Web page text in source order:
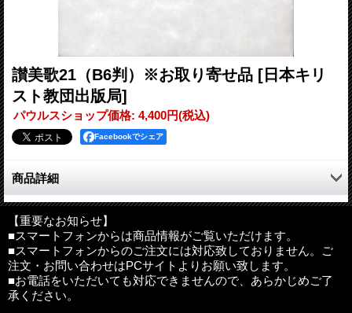
讃美歌21（B6判）※お取り寄せ品 [日本キリ
スト教団出版局]
パウルスショップ価格: 4,400円(税込)
Facebookでシェア
商品詳細
現代の信仰を告白し、未来を切り拓く新しい時代の賛美歌集。キ
リスト教2000年の歴史が生み出してきた数多くの賛美歌の中から
精選を重ね、長く愛されてきた『讃美歌』から約半数を引き継ぐ
とともに、世界各国で歌われている新しい賛美歌も多数採用し
て、約600曲が収録されている。
編者：日本基督教団讃美歌委員会
【重要なお知らせ】
■スマートフォンからは商品情報がご覧いただけます。
■スマートフォンからのご注文には対応致しておりません。ご
注文・お問い合わせはPCサイトよりお願い致します。
■お電話をいただいても対応できませんので、あらかじめご了
承ください。